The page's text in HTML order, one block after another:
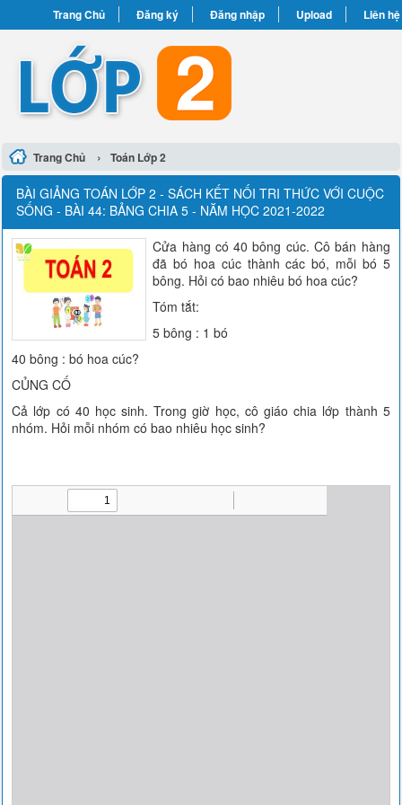
Trang Chủ Đăng ký Đăng nhập Upload Liên hệ
Trang Chủ › Toán Lớp 2
BÀI GIẢNG TOÁN LỚP 2 - SÁCH KẾT NỐI TRI THỨC VỚI CUỘC
SỐNG - BÀI 44: BẢNG CHIA 5 - NĂM HỌC 2021-2022
Cửa hàng có 40 bông cúc. Cô bán hàng
đã bó hoa cúc thành các bó, mỗi bó 5
bông. Hỏi có bao nhiêu bó hoa cúc?
Tóm tắt:
5 bông : 1 bó
40 bông : bó hoa cúc?
CỦNG CỐ
Cả lớp có 40 học sinh. Trong giờ học, cô giáo chia lớp thành 5
nhóm. Hỏi mỗi nhóm có bao nhiêu học sinh?